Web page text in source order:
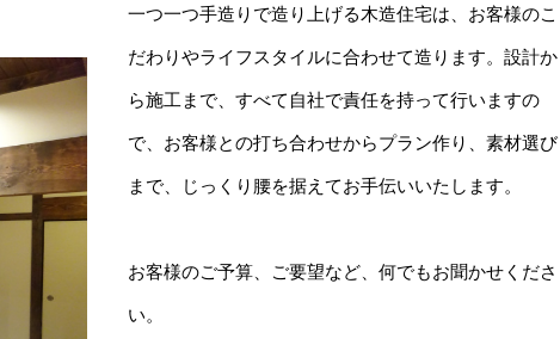
一つ一つ手造りで造り上げる木造住宅は、お客様のこ
だわりやライフスタイルに合わせて造ります。設計か
ら施工まで、すべて自社で責任を持って行いますの
で、お客様との打ち合わせからプラン作り、素材選び
まで、じっくり腰を据えてお手伝いいたします。
お客様のご予算、ご要望など、何でもお聞かせくださ
い。